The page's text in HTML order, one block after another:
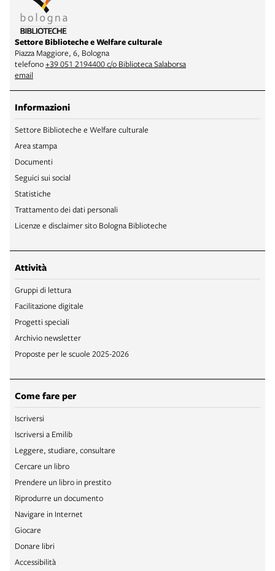
Settore Biblioteche e Welfare culturale
Piazza Maggiore, 6, Bologna
telefono+39 051 2194400 c/o Biblioteca Salaborsa
email
Informazioni
Settore Biblioteche e Welfare culturale
Area stampa
Documenti
Seguici sui social
Statistiche
Trattamento dei dati personali
Licenze e disclaimer sito Bologna Biblioteche
Attività
Gruppi di lettura
Facilitazione digitale
Progetti speciali
Archivio newsletter
Proposte per le scuole 2025-2026
Come fare per
Iscriversi
Iscriversi a Emilib
Leggere, studiare, consultare
Cercare un libro
Prendere un libro in prestito
Riprodurre un documento
Navigare in Internet
Giocare
Donare libri
Accessibilità